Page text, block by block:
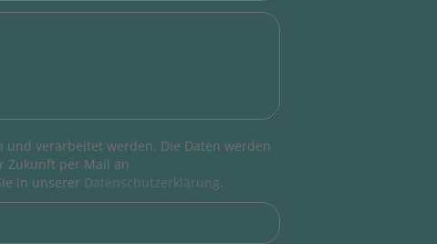
verarbeitet werden. Die Daten werden
Zukunft per Mail an
in unserer Datenschutzerklärung.